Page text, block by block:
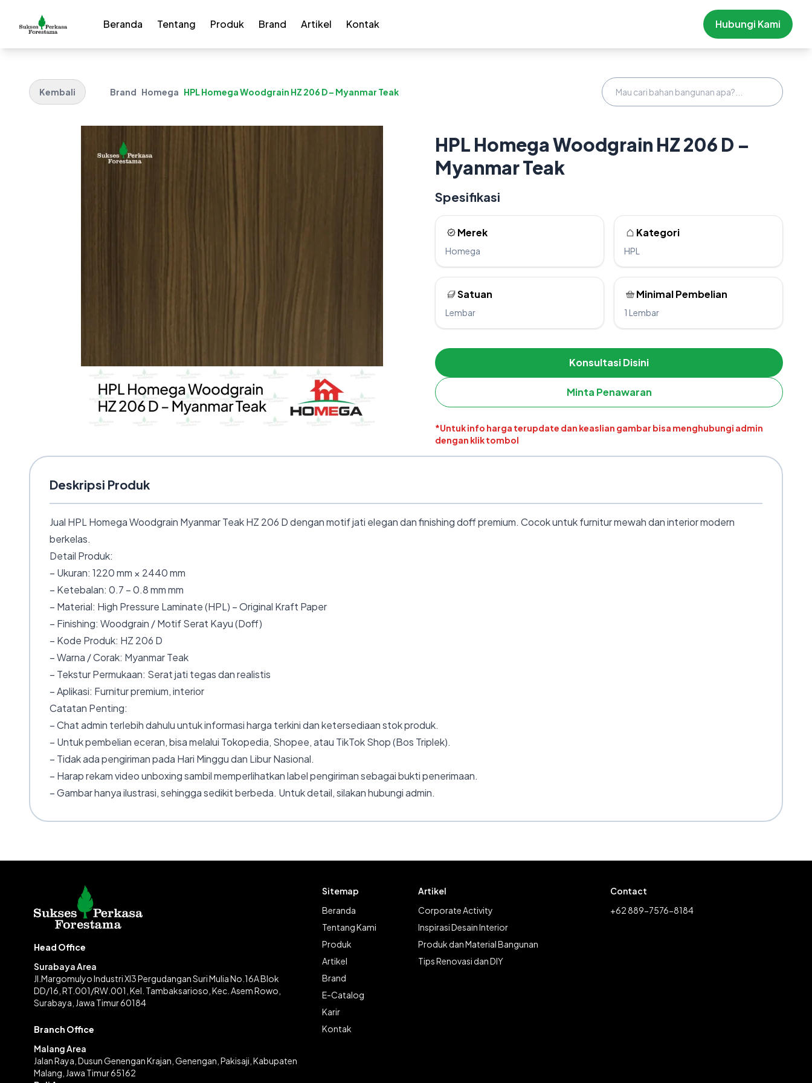
Beranda Tentang Produk Brand Artikel Kontak Hubungi Kami
Kembali Brand Homega HPL Homega Woodgrain HZ 206 D – Myanmar Teak
HPL Homega Woodgrain HZ 206 D –
Myanmar Teak
Spesifikasi
Merek
Homega
Kategori
HPL
Satuan
Lembar
Minimal Pembelian
1 Lembar
Konsultasi Disini
Minta Penawaran
*Untuk info harga terupdate dan keaslian gambar bisa menghubungi admin
dengan klik tombol
Deskripsi Produk
Jual HPL Homega Woodgrain Myanmar Teak HZ 206 D dengan motif jati elegan dan finishing doff premium. Cocok untuk furnitur mewah dan interior modern
berkelas.
Detail Produk:
– Ukuran: 1220 mm × 2440 mm
– Ketebalan: 0.7 – 0.8 mm mm
– Material: High Pressure Laminate (HPL) – Original Kraft Paper
– Finishing: Woodgrain / Motif Serat Kayu (Doff)
– Kode Produk: HZ 206 D
– Warna / Corak: Myanmar Teak
– Tekstur Permukaan: Serat jati tegas dan realistis
– Aplikasi: Furnitur premium, interior
Catatan Penting:
– Chat admin terlebih dahulu untuk informasi harga terkini dan ketersediaan stok produk.
– Untuk pembelian eceran, bisa melalui Tokopedia, Shopee, atau TikTok Shop (Bos Triplek).
– Tidak ada pengiriman pada Hari Minggu dan Libur Nasional.
– Harap rekam video unboxing sambil memperlihatkan label pengiriman sebagai bukti penerimaan.
– Gambar hanya ilustrasi, sehingga sedikit berbeda. Untuk detail, silakan hubungi admin.
Head Office
Surabaya Area
Jl.Margomulyo Industri XI3 Pergudangan Suri Mulia No.16A Blok
DD/16, RT.001/RW.001, Kel. Tambaksarioso, Kec. Asem Rowo,
Surabaya, Jawa Timur 60184
Branch Office
Malang Area
Jalan Raya, Dusun Genengan Krajan, Genengan, Pakisaji, Kabupaten
Malang, Jawa Timur 65162
Sitemap
Beranda
Tentang Kami
Produk
Artikel
Brand
E-Catalog
Karir
Kontak
Artikel
Corporate Activity
Inspirasi Desain Interior
Produk dan Material Bangunan
Tips Renovasi dan DIY
Contact
+62 889-7576-8184